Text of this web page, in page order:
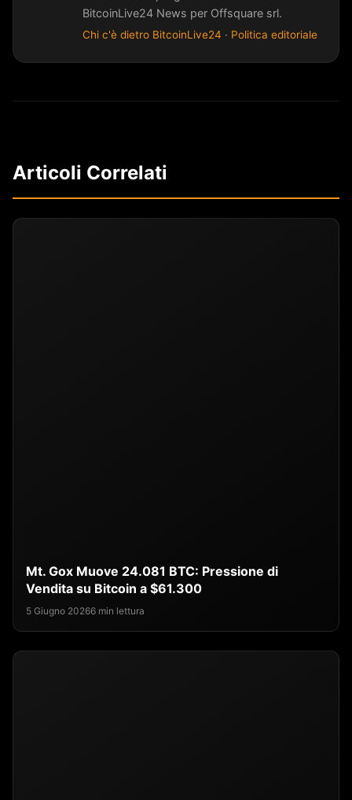
BitcoinLive24 News per Offsquare srl.
Chi c'è dietro BitcoinLive24 · Politica editoriale
Articoli Correlati
Mt. Gox Muove 24.081 BTC: Pressione di
Vendita su Bitcoin a $61.300
5 Giugno 20266 min lettura